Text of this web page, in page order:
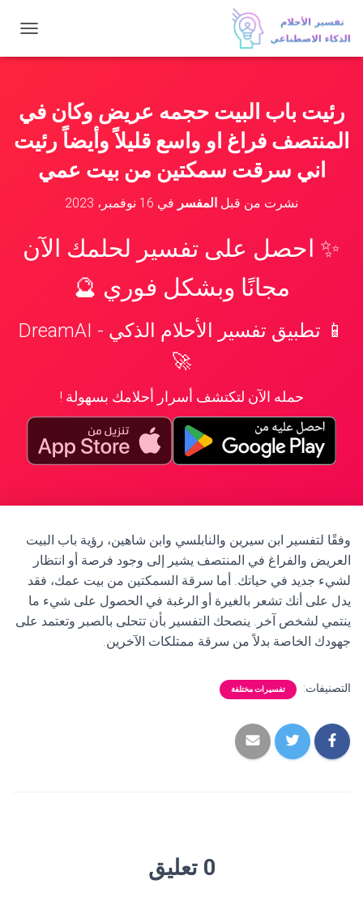
ب
ا
ت
رئيت باب البيت حجمه عريض وكان في
المنتصف فراغ او واسع قليلاً وأيضاً رئيت
اني سرقت سمكتين من بيت عمي
نشرت من قبل المفسر في 16 نوفمبر، 2023
✨ احصل على تفسير لحلمك الآن
مجانًا وبشكل فوري 🔮
📱 تطبيق تفسير الأحلام الذكي - DreamAI
🚀
حمله الآن لتكتشف أسرار أحلامك بسهولة !
وفقًا لتفسير ابن سيرين والنابلسي وابن شاهين، رؤية باب البيت
العريض والفراغ في المنتصف يشير إلى وجود فرصة أو انتظار
لشيء جديد في حياتك. أما سرقة السمكتين من بيت عمك، فقد
يدل على أنك تشعر بالغيرة أو الرغبة في الحصول على شيء ما
ينتمي لشخص آخر. ينصحك التفسير بأن تتحلى بالصبر وتعتمد على
جهودك الخاصة بدلاً من سرقة ممتلكات الآخرين.
التصنيفات: تفسيرات مختلفة
0 تعليق